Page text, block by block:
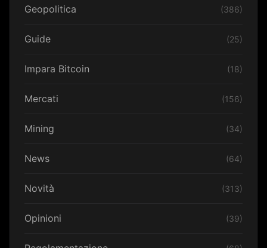
Geopolitica (386)
Guide (25)
Impara Bitcoin (18)
Mercati (156)
Mining (34)
News (64)
Novità (313)
Opinioni (39)